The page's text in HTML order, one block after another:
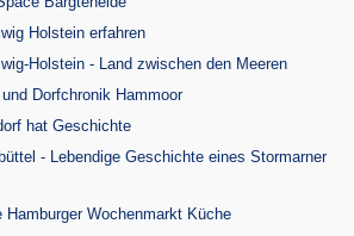
Holstein erfahren
Holstein - Land zwischen den Meeren
Dorfchronik Hammoor
hat Geschichte
- Lebendige Geschichte eines Stormarner
Hamburger Wochenmarkt Küche